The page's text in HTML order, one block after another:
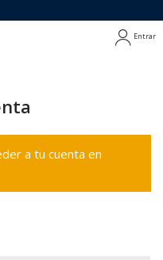
Entrar
a tu cuenta en